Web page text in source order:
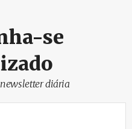
se
newsletter diária